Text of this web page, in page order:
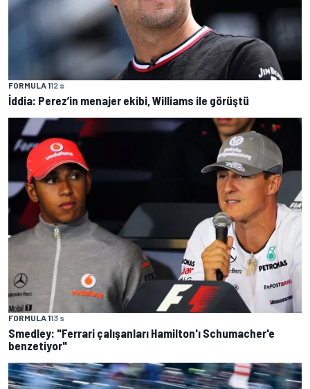
FORMULA 112 s
İddia: Perez’in menajer ekibi, Williams ile görüştü
FORMULA 113 s
Smedley: "Ferrari çalışanları Hamilton'ı Schumacher'e
benzetiyor"